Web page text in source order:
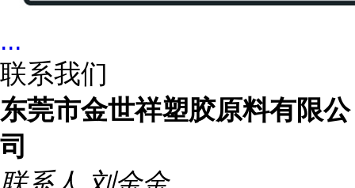
...
联系我们
东莞市金世祥塑胶原料有限公
司